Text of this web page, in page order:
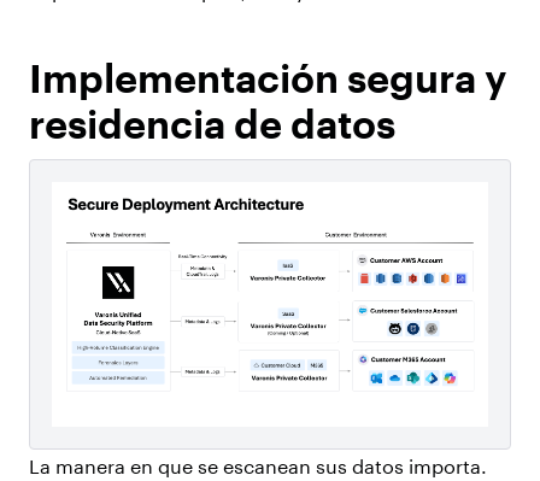
Implementación segura y
residencia de datos
La manera en que se escanean sus datos importa.